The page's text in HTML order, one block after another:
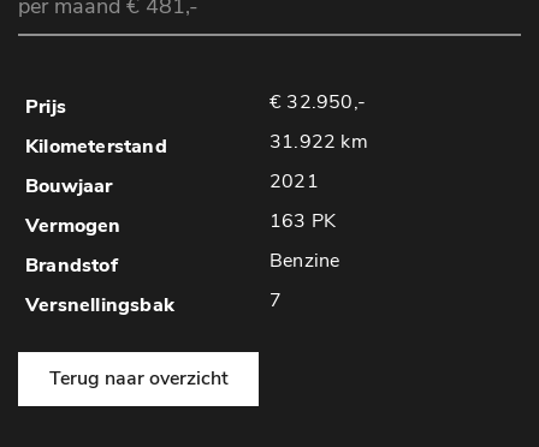
per maand € 481,-
€ 32.950,-
31.922 km
2021
163 PK
Benzine
7
Terug naar overzicht